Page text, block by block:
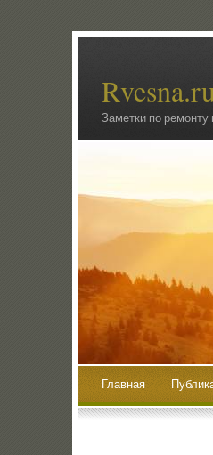
Заметки по ремонту
Главная